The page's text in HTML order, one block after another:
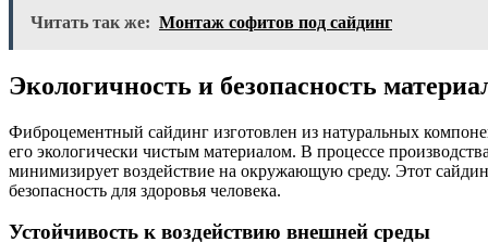
Читать так же: Монтаж софитов под сайдинг
Экологичность и безопасность
Фиброцементный сайдинг изготовлен из натуральных
его экологически чистым материалом. В процессе
минимизирует воздействие на окружающую среду. Этот
безопасность для здоровья человека.
Устойчивость к воздействию внешней среды